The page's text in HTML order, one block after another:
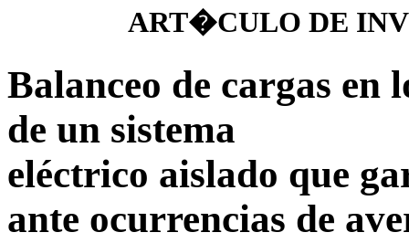
ART�CULO DE
Balanceo de cargas
de un sistema
eléctrico aislado que
ante ocurrencias de